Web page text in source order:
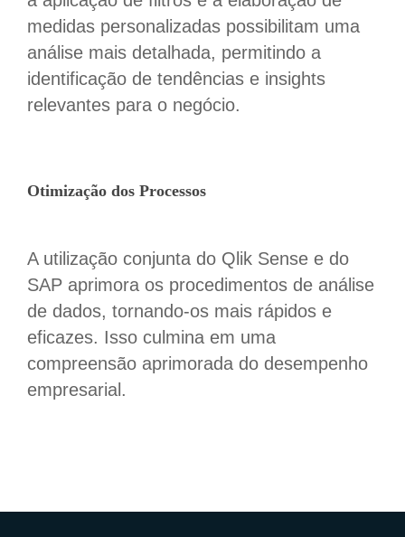
medidas personalizadas possibilitam uma
análise mais detalhada, permitindo a
identificação de tendências e insights
relevantes para o negócio.
Otimização dos Processos
A utilização conjunta do Qlik Sense e do
SAP aprimora os procedimentos de análise
de dados, tornando-os mais rápidos e
eficazes. Isso culmina em uma
compreensão aprimorada do desempenho
empresarial.